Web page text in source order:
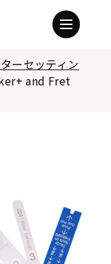
ーセッティン
and Fret